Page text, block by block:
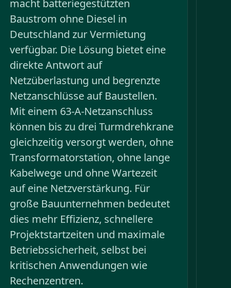
macht batteriegestützten
Baustrom ohne Diesel in
Deutschland zur Vermietung
verfügbar. Die Lösung bietet eine
direkte Antwort auf
Netzüberlastung und begrenzte
Netzanschlüsse auf Baustellen.
Mit einem 63-A-Netzanschluss
können bis zu drei Turmdrehkrane
gleichzeitig versorgt werden, ohne
Transformatorstation, ohne lange
Kabelwege und ohne Wartezeit
auf eine Netzverstärkung. Für
große Bauunternehmen bedeutet
dies mehr Effizienz, schnellere
Projektstartzeiten und maximale
Betriebssicherheit, selbst bei
kritischen Anwendungen wie
Rechenzentren.